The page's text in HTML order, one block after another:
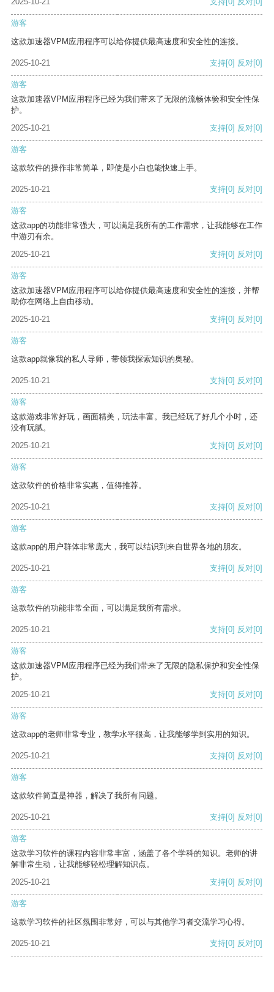
游客
这款加速器VPM应用程序可以给你提供最高速度和安全性的连接。
2025-10-21 支持[0] 反对[0]
游客
这款加速器VPM应用程序已经为我们带来了无限的流畅体验和安全性保
护。
2025-10-21
支持[0] 反对[0]
游客
这款软件的操作非常简单，即使是小白也能快速上手。
2025-10-21 支持[0] 反对[0]
游客
这款app的功能非常强大，可以满足我所有的工作需求，让我能够在工作
中游刃有余。
2025-10-21
支持[0] 反对[0]
游客
这款加速器VPM应用程序可以给你提供最高速度和安全性的连接，并帮
助你在网络上自由移动。
2025-10-21
支持[0] 反对[0]
游客
这款app就像我的私人导师，带领我探索知识的奥秘。
2025-10-21 支持[0] 反对[0]
游客
这款游戏非常好玩，画面精美，玩法丰富。我已经玩了好几个小时，还
没有玩腻。
2025-10-21
支持[0] 反对[0]
游客
这款软件的价格非常实惠，值得推荐。
2025-10-21 支持[0] 反对[0]
游客
这款app的用户群体非常庞大，我可以结识到来自世界各地的朋友。
2025-10-21 支持[0] 反对[0]
游客
这款软件的功能非常全面，可以满足我所有需求。
2025-10-21 支持[0] 反对[0]
游客
这款加速器VPM应用程序已经为我们带来了无限的隐私保护和安全性保
护。
2025-10-21
支持[0] 反对[0]
游客
这款app的老师非常专业，教学水平很高，让我能够学到实用的知识。
2025-10-21 支持[0] 反对[0]
游客
这款软件简直是神器，解决了我所有问题。
2025-10-21 支持[0] 反对[0]
游客
这款学习软件的课程内容非常丰富，涵盖了各个学科的知识。老师的讲
解非常生动，让我能够轻松理解知识点。
2025-10-21
支持[0] 反对[0]
游客
这款学习软件的社区氛围非常好，可以与其他学习者交流学习心得。
2025-10-21 支持[0] 反对[0]